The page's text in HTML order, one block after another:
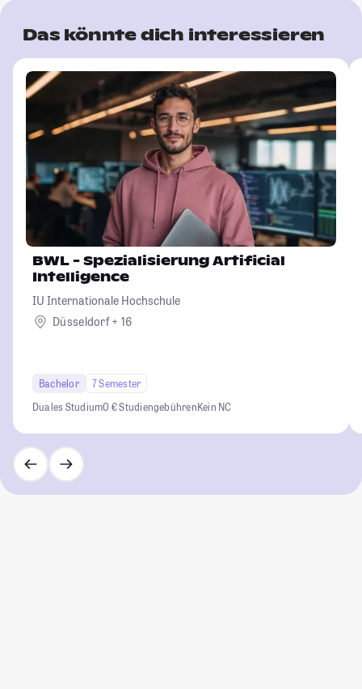
Das könnte dich interessieren
BWL - Spezialisierung Artificial
Intelligence
IU Internationale Hochschule
Düsseldorf + 16
Bachelor
7 Semester
Duales Studium0 € StudiengebührenKein NC